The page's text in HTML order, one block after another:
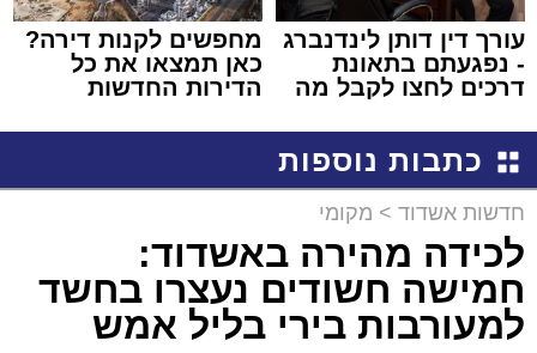
עורך דין דותן לינדנברג
- נפגעתם בתאונת
דרכים לחצו לקבל מה
מחפשים לקנות דירה?
כאן תמצאו את כל
הדירות החדשות
כתבות נוספות
חדשות אשדוד > מקומי
לכידה מהירה באשדוד:
חמישה חשודים נעצרו בחשד
למעורבות בירי בליל אמש